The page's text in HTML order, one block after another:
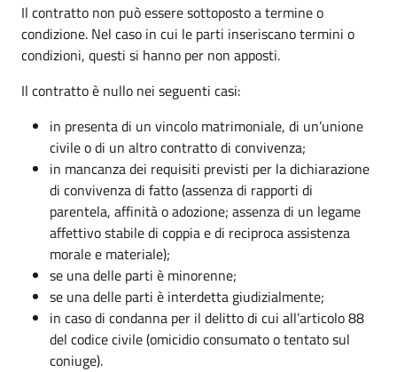
Il contratto non può essere sottoposto a termine o
condizione. Nel caso in cui le parti inseriscano termini o
condizioni, questi si hanno per non apposti.
Il contratto è nullo nei seguenti casi:
in presenta di un vincolo matrimoniale, di un’unione
civile o di un altro contratto di convivenza;
in mancanza dei requisiti previsti per la dichiarazione
di convivenza di fatto (assenza di rapporti di
parentela, affinità o adozione; assenza di un legame
affettivo stabile di coppia e di reciproca assistenza
morale e materiale);
se una delle parti è minorenne;
se una delle parti è interdetta giudizialmente;
in caso di condanna per il delitto di cui all’articolo 88
del codice civile (omicidio consumato o tentato sul
coniuge).